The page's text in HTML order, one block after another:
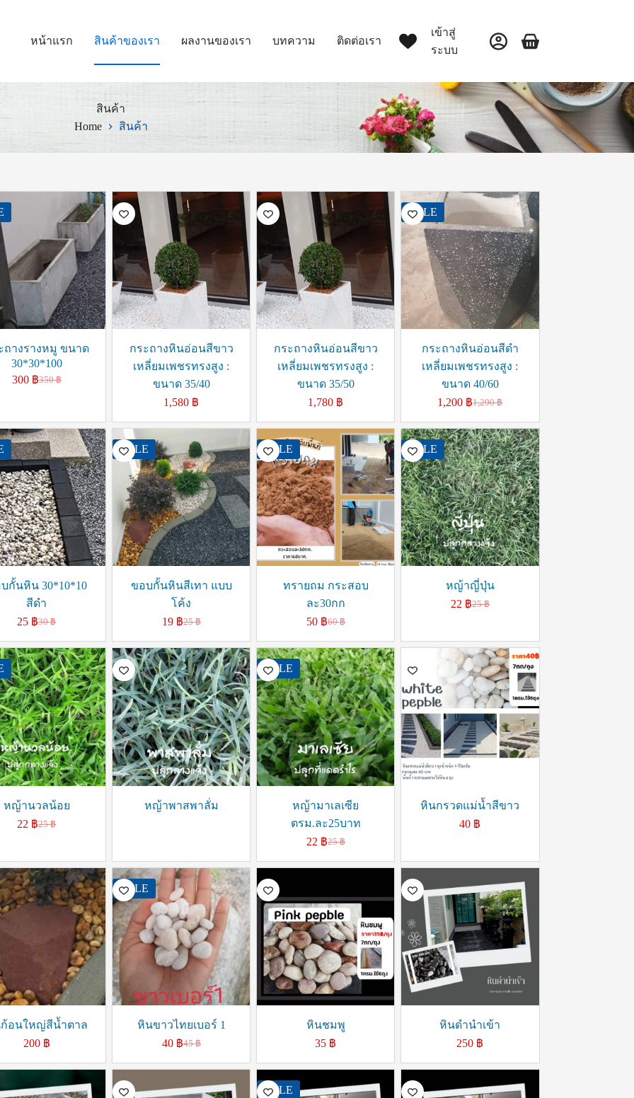
หน้าแรก สินค้าของเรา ผลงานของเรา บทความ ติดต่อเรา
เข้าสู่
ระบบ
สินค้า
Home
สินค้า
ถางรางหมู ขนาด
30*30*100
350฿
300 ฿
กระถางหินอ่อนสีขาว
เหลี่ยมเพชรทรงสูง :
ขนาด 35/40
1,580 ฿
กระถางหินอ่อนสีขาว
เหลี่ยมเพชรทรงสูง :
ขนาด 35/50
1,780 ฿
SALE
กระถางหินอ่อนสีดำ
เหลี่ยมเพชรทรงสูง :
ขนาด 40/60
1,290฿
1,200 ฿
กั้นหิน 30*10*10
สีดำ
30฿
25 ฿
SALE
ขอบกั้นหินสีเทา แบบ
โค้ง
25฿
19 ฿
SALE
ทรายถม กระสอบ
ละ30กก
60฿
50 ฿
SALE
หญ้าญี่ปุ่น
25฿
22 ฿
หญ้านวลน้อย
25฿
22 ฿
หญ้าพาสพาลั่ม
SALE
หญ้ามาเลเซีย
ตรม.ละ25บาท
25฿
22 ฿
หินกรวดแม่น้ำสีขาว
40 ฿
อนใหญ่สีน้ำตาล
200 ฿
SALE
หินขาวไทยเบอร์ 1
45฿
40 ฿
หินชมพู
35 ฿
หินดำนำเข้า
250 ฿
SALE